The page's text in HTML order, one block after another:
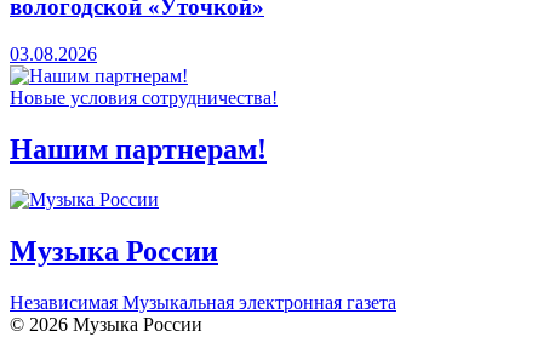
вологодской «Уточкой»
03.08.2026
Новые условия сотрудничества!
Нашим партнерам!
Музыка России
Независимая Музыкальная электронная газета
© 2026 Музыка России